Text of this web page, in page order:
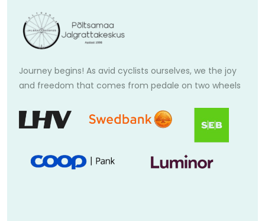
Journey begins! As avid cyclists ourselves, we the joy
and freedom that comes from pedale on two wheels